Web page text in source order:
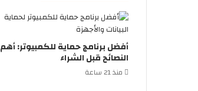
أفضل برنامج حماية للكمبيوتر: أهم
النصائح قبل الشراء
منذ 21 ساعة